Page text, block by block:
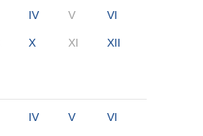
IV V VI
X XI XII
IV V VI